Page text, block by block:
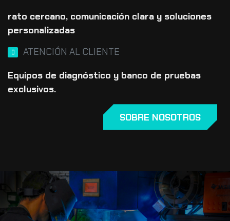
rato cercano, comunicación clara y soluciones
personalizadas
ATENCIÓN AL CLIENTE
Equipos de diagnóstico y banco de pruebas
exclusivos.
SOBRE NOSOTROS